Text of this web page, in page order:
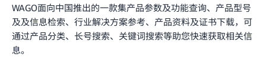
WAGO面向中国推出的一款集产品参数及功能查询、产品型号
及及信息检索、行业解决方案参考、产品资料及证书下载，可
通过产品分类、长号搜索、关键词搜索等助您快速获取相关信
息。